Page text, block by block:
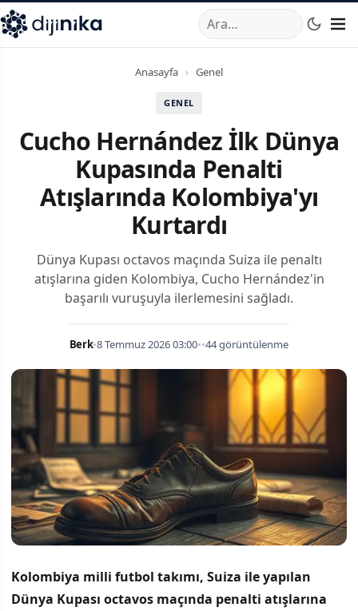
,Marmara Mahallesi,Beylikdüzü34520TRTelefon:0850
Anasayfa › Genel
GENEL
Cucho Hernández İlk Dünya
Kupasında Penalti
Atışlarında Kolombiya'yı
Kurtardı
Dünya Kupası octavos maçında Suiza ile penaltı
atışlarına giden Kolombiya, Cucho Hernández'in
başarılı vuruşuyla ilerlemesini sağladı.
Berk•8 Temmuz 2026 03:00••44 görüntülenme
Kolombiya milli futbol takımı, Suiza ile yapılan
Dünya Kupası octavos maçında penalti atışlarına